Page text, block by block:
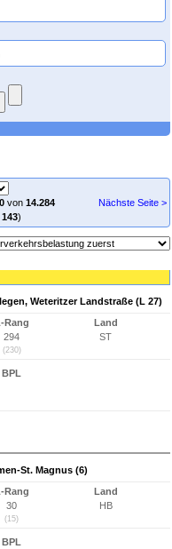
von 14.284
)
Nächste Seite >
Weteritzer Landstraße (L 27)
Rang
294
(230)
Land
ST
BPL
St. Magnus (6)
Rang
30
(15)
Land
HB
BPL